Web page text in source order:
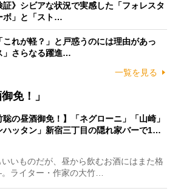
証》シビアな状況で実感した「フォレスタ
」と「スト…
れが軽？」と戸惑うのには理由があっ
さらなる躍進…
一覧を見る
免！」
聡の昼酒御免！】「ネグローニ」「山崎」
ハッタン」新宿三丁目の隠れ家バーで1…
いものだが、昼から飲むお酒にはまた格
ライター・作家の大竹…